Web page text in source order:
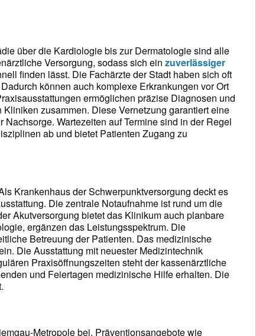
über die Kardiologie bis zur Dermatologie sind alle
Versorgung, sodass sich ein zuverlässiger
finden lässt. Die Fachärzte der Stadt haben sich oft
können auch komplexe Erkrankungen vor Ort
ermöglichen präzise Diagnosen und
zusammen. Diese Vernetzung garantiert eine
Wartezeiten auf Termine sind in der Regel
ab und bietet Patienten Zugang zu
Krankenhaus der Schwerpunktversorgung deckt es
Die zentrale Notaufnahme ist rund um die
Akutversorgung bietet das Klinikum auch planbare
ergänzen das Leistungsspektrum. Die
Betreuung der Patienten. Das medizinische
Die Ausstattung mit neuester Medizintechnik
Praxisöffnungszeiten steht der kassenärztliche
und Feiertagen medizinische Hilfe erhalten. Die
Metropole bei. Präventionsangebote wie